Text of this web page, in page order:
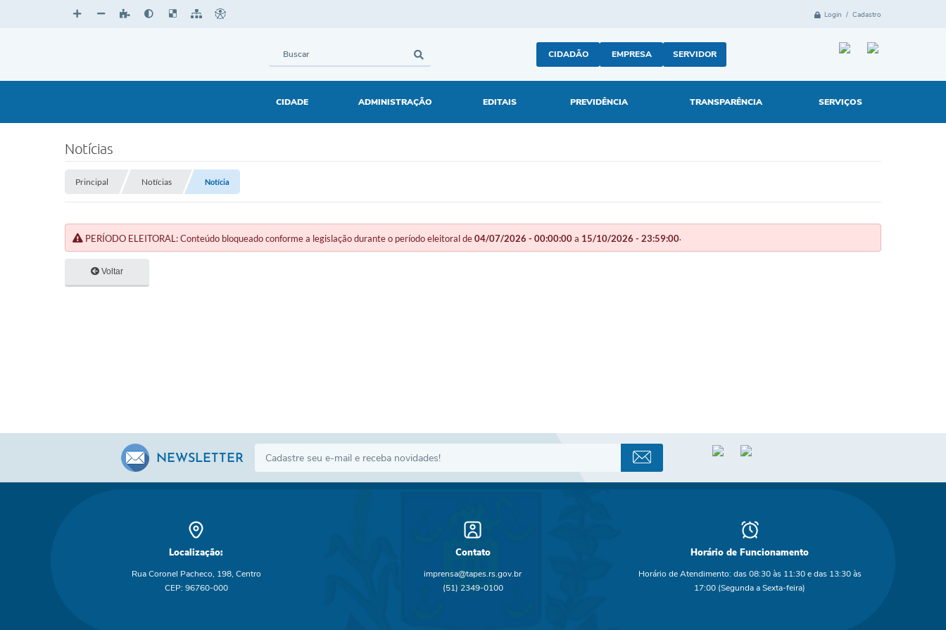
Login / Cadastro
CIDADÃO EMPRESA SERVIDOR
CIDADE ADMINISTRAÇÃO EDITAIS PREVIDÊNCIA TRANSPARÊNCIA SERVIÇOS
Notícias
Principal Notícias Notícia
PERÍODO ELEITORAL: Conteúdo bloqueado conforme a legislação durante o período eleitoral de04/07/2026 - 00:00:00a 15/10/2026 - 23:59:00.
Voltar
NEWSLETTER
Localização:
Rua Coronel Pacheco, 198, Centro
CEP: 96760-000
Contato
imprensa@tapes.rs.gov.br
(51) 2349-0100
Horário de Funcionamento
Horário de Atendimento: das 08:30 às 11:30 e das 13:30 às
17:00 (Segunda a Sexta-feira)